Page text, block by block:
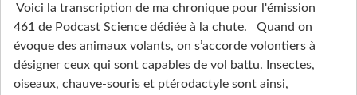
Voici la transcription de ma chronique pour l'émission
461 de Podcast Science dédiée à la chute. Quand on
évoque des animaux volants, on s’accorde volontiers à
désigner ceux qui sont capables de vol battu. Insectes,
oiseaux, chauve-souris et ptérodactyle sont ainsi,